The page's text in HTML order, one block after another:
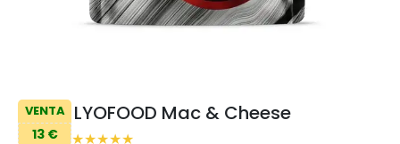
VENTA
13 €
LYOFOOD Mac & Cheese